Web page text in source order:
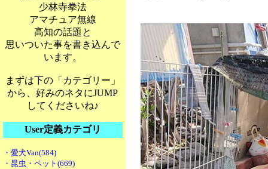
少林寺拳法
アマチュア無線
高知の話題と
思いついた事を書き込んで
います。
まずは下の「カテゴリー」
から、好みのネタにJUMP
してくださいね♪
User定義カテゴリ
・愛犬Van(584)
・昆虫・ペット(669)